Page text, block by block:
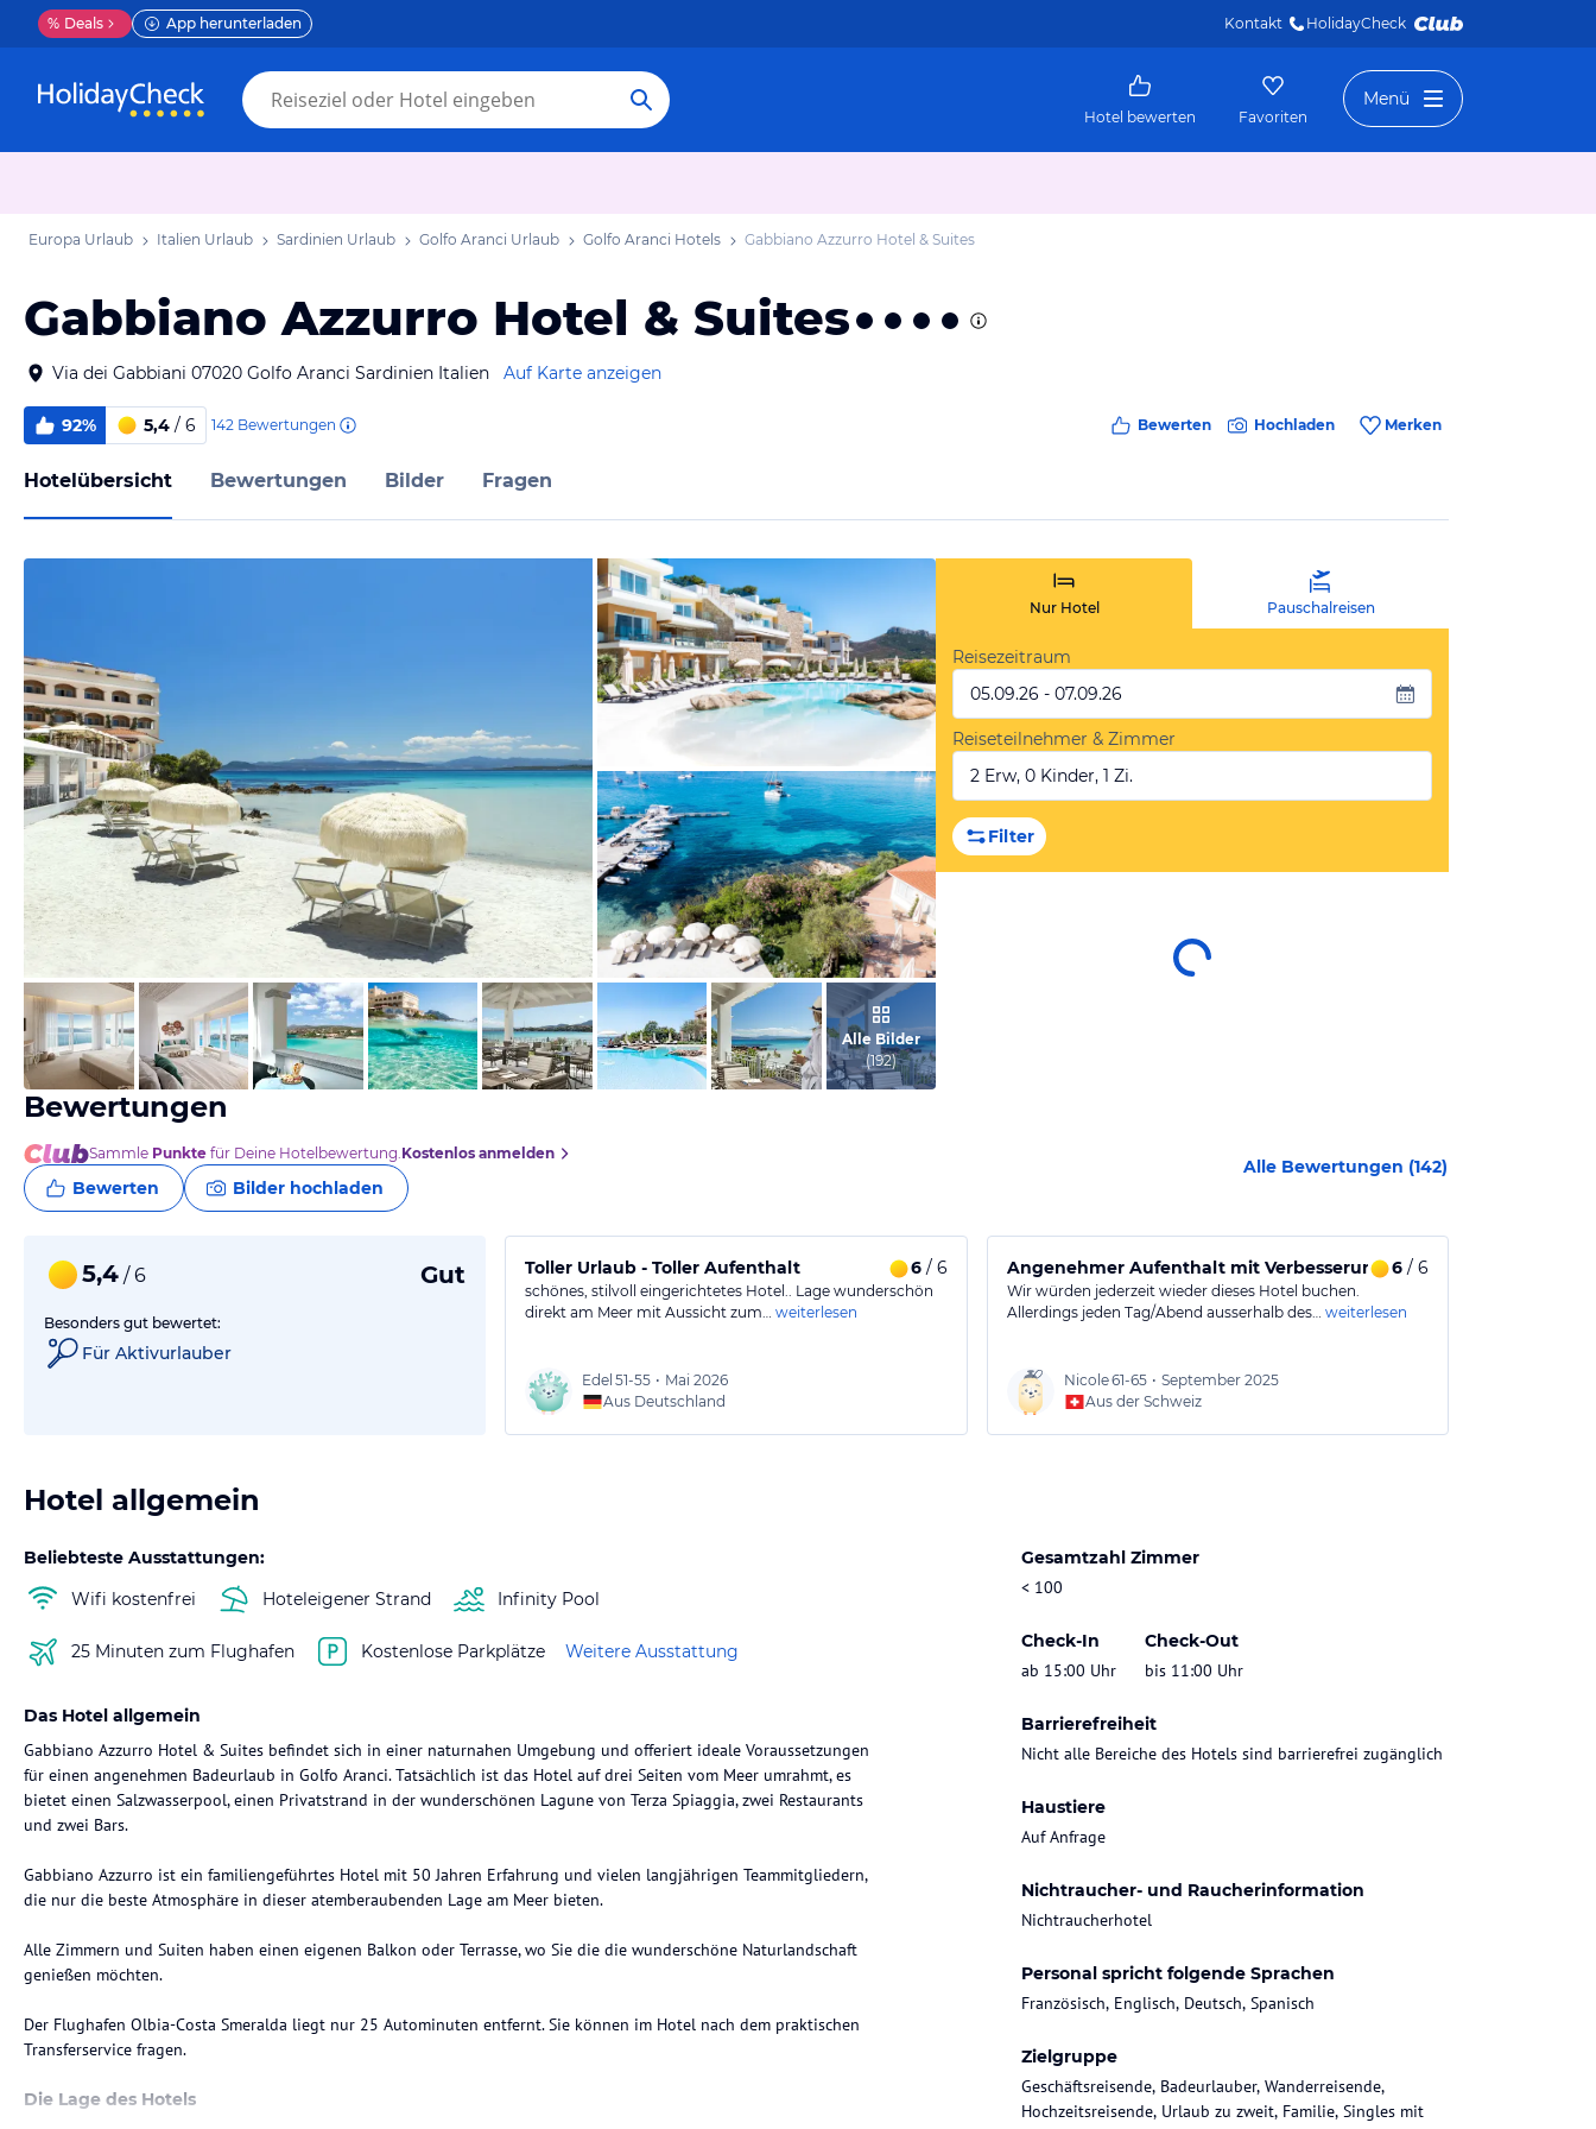
% Deals App herunterladen Kontakt HolidayCheck
Hotel bewerten Favoriten
Menü
Europa Urlaub Italien Urlaub Sardinien Urlaub Golfo Aranci Urlaub Golfo Aranci Hotels Gabbiano Azzurro Hotel & Suites
Gabbiano Azzurro Hotel & Suites
Via dei Gabbiani 07020 Golfo Aranci Sardinien Italien Auf Karte anzeigen
92% 5,4 / 6 142 Bewertungen Bewerten Hochladen Merken
Hotelübersicht Bewertungen Bilder Fragen
vom Hotelier, Juni 2019
vom Hotelier, Juli 2019
vom Hotelier, Juni 2019
Alle Bilder
(192)
Nur Hotel Pauschalreisen
Reisezeitraum
05.09.26 - 07.09.26
Reiseteilnehmer & Zimmer
2 Erw, 0 Kinder, 1 Zi.
Filter
Bewertungen
Sammle Punkte für Deine Hotelbewertung.Kostenlos anmelden
Bewerten Bilder hochladen
Alle Bewertungen (142)
5,4 / 6 Gut
Besonders gut bewertet:
Für Aktivurlauber
Toller Urlaub - Toller Aufenthalt 6/ 6
schönes, stilvoll eingerichtetes Hotel.. Lage wunderschön
direkt am Meer mit Aussicht zum… weiterlesen
Edel 51-55 • Mai 2026
Aus Deutschland
Angenehmer Aufenthalt mit Verbesserungspotenzial bei
6/ 6
Wir würden jederzeit wieder dieses Hotel buchen.
Allerdings jeden Tag/Abend ausserhalb des… weiterlesen
Nicole61-65 • September 2025
Aus der Schweiz
Hotel allgemein
Beliebteste Ausstattungen:
Wifi kostenfrei
Hoteleigener Strand Infinity Pool
25 Minuten zum Flughafen Kostenlose Parkplätze Weitere Ausstattung
Gesamtzahl Zimmer
< 100
Check-In
ab 15:00 Uhr
Check-Out
bis 11:00 Uhr
Barrierefreiheit
Nicht alle Bereiche des Hotels sind barrierefrei zugänglich
Haustiere
Auf Anfrage
Nichtraucher- und Raucherinformation
Nichtraucherhotel
Personal spricht folgende Sprachen
Französisch, Englisch, Deutsch, Spanisch
Zielgruppe
Geschäftsreisende, Badeurlauber, Wanderreisende,
Hochzeitsreisende, Urlaub zu zweit, Familie, Singles mit
Das Hotel allgemein
Gabbiano Azzurro Hotel & Suites befindet sich in einer naturnahen Umgebung und offeriert ideale Voraussetzungen
für einen angenehmen Badeurlaub in Golfo Aranci. Tatsächlich ist das Hotel auf drei Seiten vom Meer umrahmt, es
bietet einen Salzwasserpool, einen Privatstrand in der wunderschönen Lagune von Terza Spiaggia, zwei Restaurants
und zwei Bars.
Gabbiano Azzurro ist ein familiengeführtes Hotel mit 50 Jahren Erfahrung und vielen langjährigen Teammitgliedern,
die nur die beste Atmosphäre in dieser atemberaubenden Lage am Meer bieten.
Alle Zimmern und Suiten haben einen eigenen Balkon oder Terrasse, wo Sie die die wunderschöne Naturlandschaft
genießen möchten.
Der Flughafen Olbia-Costa Smeralda liegt nur 25 Autominuten entfernt. Sie können im Hotel nach dem praktischen
Transferservice fragen.
Die Lage des Hotels